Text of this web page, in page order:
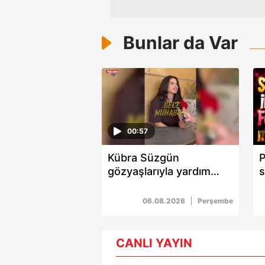
Bunlar da Var
00:57
Kübra Süzgün
gözyaşlarıyla yardım
çete var"06.08.2026 Perşembe
CANLI YAYIN